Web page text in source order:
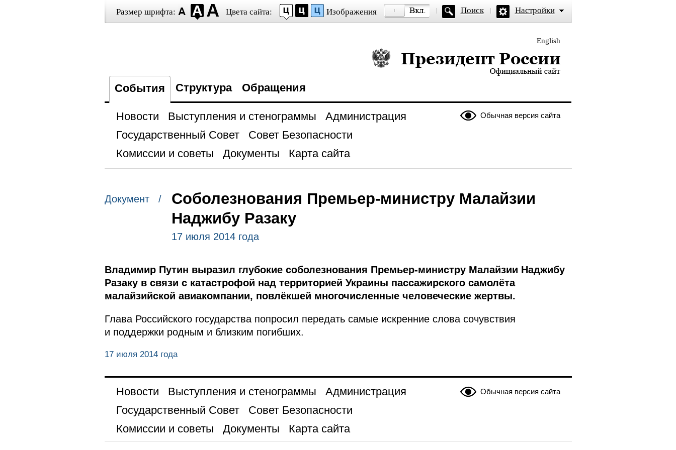
Размер шрифта: Цвета сайта: Изображения Поиск Настройки
English
Президент России — официальный сайт
События Структура Обращения
Обычная версия сайта
Новости Выступления и стенограммы
Администрация
Государственный Совет
Совет Безопасности
Комиссии и советы
Документы Карта сайта
Документ /
Соболезнования Премьер-министру Малайзии
Наджибу Разаку
17 июля 2014 года
Владимир Путин выразил глубокие соболезнования Премьер-министру Малайзии Наджибу
Разаку в связи с катастрофой над территорией Украины пассажирского самолёта
малайзийской авиакомпании, повлёкшей многочисленные человеческие жертвы.
Глава Российского государства попросил передать самые искренние слова сочувствия
и поддержки родным и близким погибших.
17 июля 2014 года
Обычная версия сайта
Новости Выступления и стенограммы
Администрация
Государственный Совет
Совет Безопасности
Комиссии и советы
Документы Карта сайта